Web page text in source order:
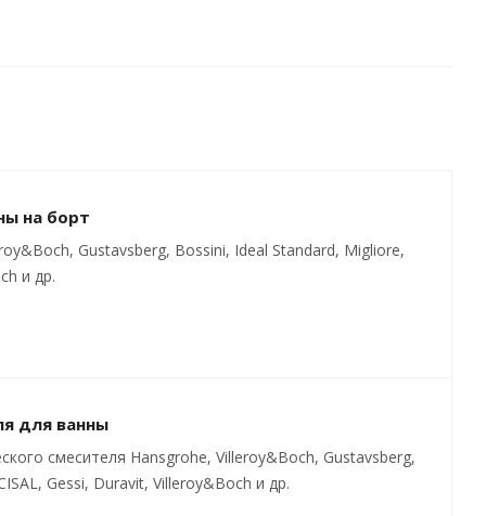
на борт
Gustavsberg, Bossini, Ideal Standard, Migliore,
и др.
для ванны
смесителя Hansgrohe, Villeroy&Boch, Gustavsberg,
Gessi, Duravit, Villeroy&Boch и др.